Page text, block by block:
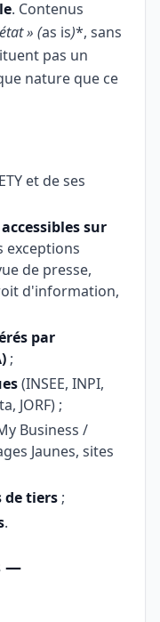
. Contenus
» (as is)*, sans
pas un
nature que ce
et de ses
sur
exceptions
de presse,
d'information,
par
;
(INSEE, INPI,
JORF) ;
Business /
Jaunes, sites
tiers ;
.
—